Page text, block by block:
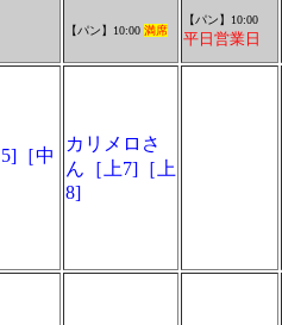
【パン】10:00 満席
【パン】10:00
平日営業日
［中
カリメロさ
ん［上7]［上
8]